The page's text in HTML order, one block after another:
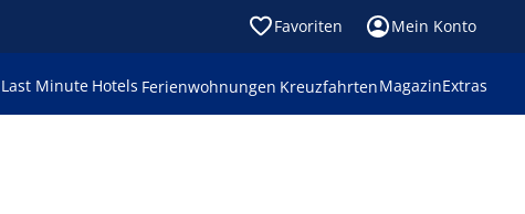
Favoriten Mein Konto
Last Minute Hotels Ferienwohnungen KreuzfahrtenMagazinExtras